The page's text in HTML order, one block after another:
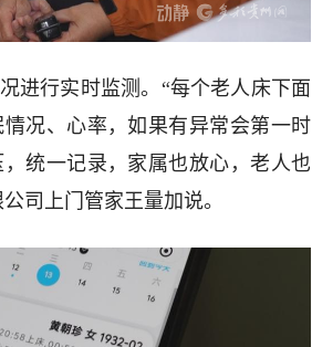
进行实时监测。“每个老人床下面
况、心率，如果有异常会第一时
统一记录，家属也放心，老人也
司上门管家王量加说。